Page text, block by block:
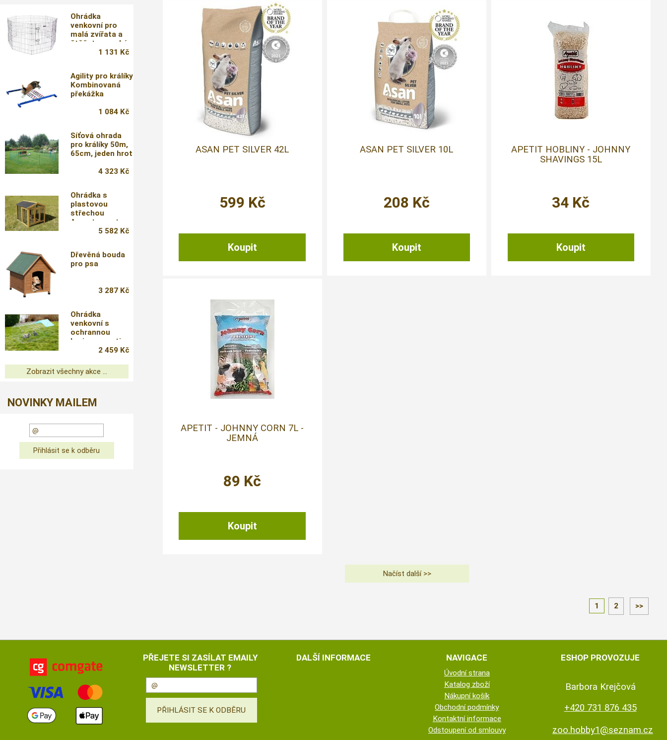
ASAN PET SILVER 42L
599 Kč
ASAN PET SILVER 10L
208 Kč
APETIT HOBLINY - JOHNNY
SHAVINGS 15L
34 Kč
APETIT - JOHNNY CORN 7L -
JEMNÁ
89 Kč
1 2 >>
Ohrádka
venkovní pro
malá zvířata a
štěňata vysoká,
1 131 Kč
Agility pro králíky
Kombinovaná
překážka
1 084 Kč
Síťová ohrada
pro králíky 50m,
65cm, jeden hrot
4 323 Kč
Ohrádka s
plastovou
střechou
Appartement
5 582 Kč
Dřevěná bouda
pro psa
3 287 Kč
Ohrádka
venkovní s
ochrannou
barierou proti
podhrabání2 459 Kč
Zobrazit všechny akce ...
NOVINKY MAILEM
PŘEJETE SI ZASÍLAT EMAILY
NEWSLETTER ?
DALŠÍ INFORMACE NAVIGACE
Úvodní strana
Katalog zboží
Nákupní košík
Obchodní podmínky
Kontaktní informace
Odstoupení od smlouvy
ESHOP PROVOZUJE
Barbora Krejčová
+420 731 876 435
zoo.hobby1@seznam.cz